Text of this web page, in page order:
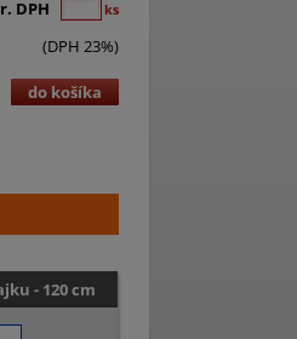
DPH ks
(DPH 23%)
do košíka
- 120 cm